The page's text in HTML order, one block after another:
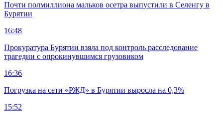
Почти полмиллиона мальков осетра выпустили в Селенгу в
Бурятии
16:48
Прокуратура Бурятии взяла под контроль расследование
трагедии с опрокинувшимся грузовиком
16:36
Погрузка на сети «РЖД» в Бурятии выросла на 0,3%
15:52